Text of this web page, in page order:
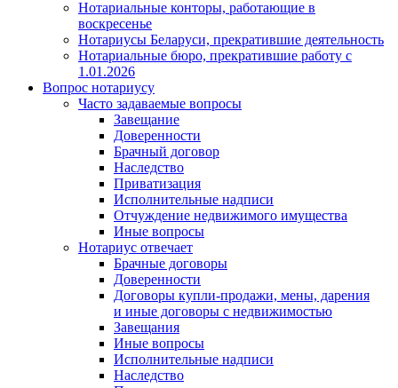
Нотариальные конторы, работающие в
воскресенье
Нотариусы Беларуси, прекратившие деятельность
Нотариальные бюро, прекратившие работу с
1.01.2026
Вопрос нотариусу
Часто задаваемые вопросы
Завещание
Доверенности
Брачный договор
Наследство
Приватизация
Исполнительные надписи
Отчуждение недвижимого имущества
Иные вопросы
Нотариус отвечает
Брачные договоры
Доверенности
Договоры купли-продажи, мены, дарения
и иные договоры с недвижимостью
Завещания
Иные вопросы
Исполнительные надписи
Наследство